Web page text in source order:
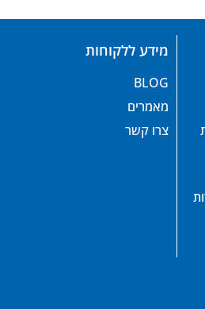
מידע ללקוחות
BLOG
מאמרים
צרו קשר